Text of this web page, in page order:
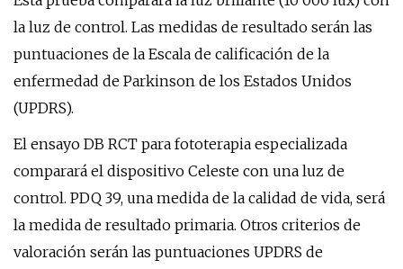
la luz de control. Las medidas de resultado serán las
puntuaciones de la Escala de calificación de la
enfermedad de Parkinson de los Estados Unidos
(UPDRS).
El ensayo DB RCT para fototerapia especializada
comparará el dispositivo Celeste con una luz de
control. PDQ 39, una medida de la calidad de vida, será
la medida de resultado primaria. Otros criterios de
valoración serán las puntuaciones UPDRS de